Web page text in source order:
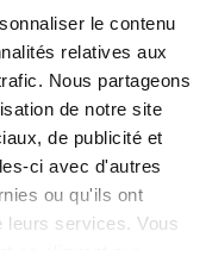
le contenu
relatives aux
Nous partageons
de notre site
de publicité et
ci avec d'autres
ou qu'ils ont
leurs services. Vous
représente ¼ des
l’expérience
seront autant
le talent qui